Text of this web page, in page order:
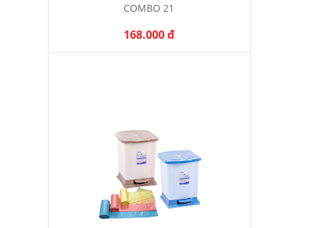
COMBO 21
168.000 đ